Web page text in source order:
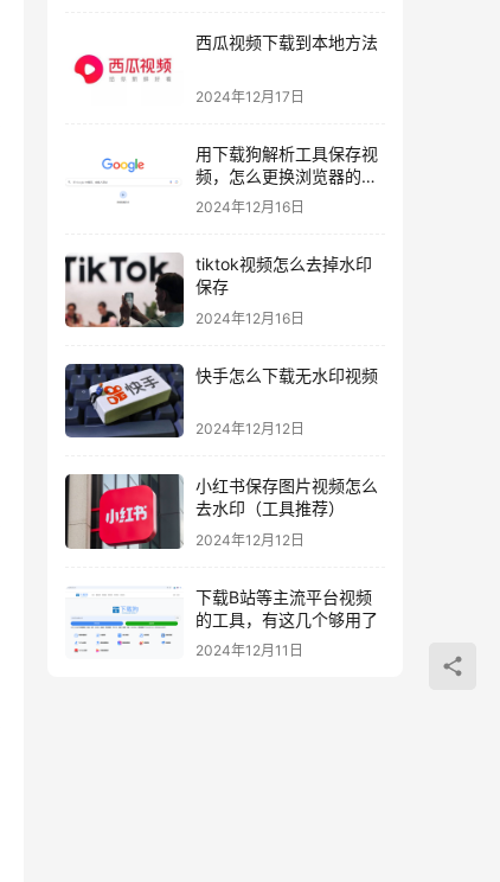
西瓜视频下载到本地方法
2024年12月17日
用下载狗解析工具保存视
频，怎么更换浏览器的下
载路径！
2024年12月16日
tiktok视频怎么去掉水印
保存
2024年12月16日
快手怎么下载无水印视频
2024年12月12日
小红书保存图片视频怎么
去水印（工具推荐）
2024年12月12日
下载B站等主流平台视频
的工具，有这几个够用了
2024年12月11日